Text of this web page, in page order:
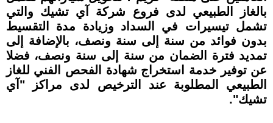
بالغاز الطبيعي لدى فروع شركة آي تشيك والتي
تشمل تيسيرات في السداد وزيادة مدة التقسيط
بدون فوائد من سنة إلى سنة ونصف، بالإضافة إلى
تمديد فترة الضمان من سنة إلى سنة ونصف، فضلا
عن توفير خدمة استخراج شهادة الفحص الفني للغاز
الطبيعي المطلوبة عند الترخيص لدى مراكز "آي
تشيك".